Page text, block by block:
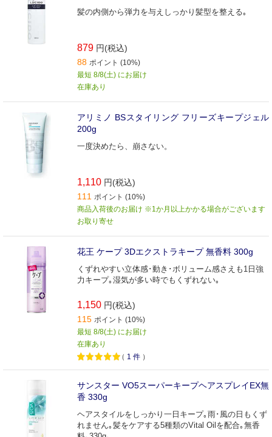
髪の内側から弾力を与えしっかり髪型を整える｡
879 円(税込)
88 ポイント (10%)
最短 8/8(土) にお届け
在庫あり
アリミノ BSスタイリング フリーズキープジェル
200g
一度決めたら、崩さない。
1,110 円(税込)
111 ポイント (10%)
商品入荷後のお届け ※1か月以上かかる場合がございます
お取り寄せ
花王 ケープ 3Dエクストラキープ 無香料 300g
くずれやすい立体感･動き･ボリューム感さえも1日強
力キープ｡湿気が多い時でもくずれない｡
1,150 円(税込)
115 ポイント (10%)
最短 8/8(土) にお届け
在庫あり
（ 1 件 ）
サンスター VO5スーパーキープヘアスプレイEX無
香 330g
ヘアスタイルをしっかり一日キープ｡雨･風の日もくず
れません｡髪をケアする5種類のVital Oilを配合｡無香